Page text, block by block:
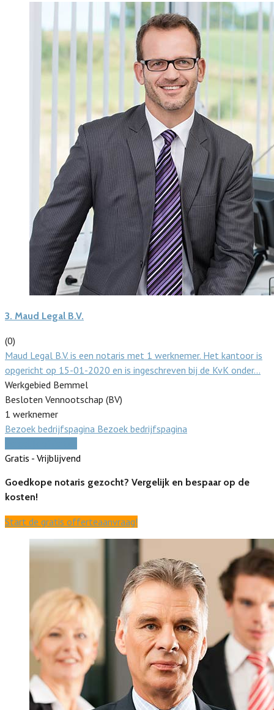
3. Maud Legal B.V.
(0)
Maud Legal B.V. is een notaris met 1 werknemer. Het kantoor is
opgericht op 15-01-2020 en is ingeschreven bij de KvK onder…
Werkgebied Bemmel
Besloten Vennootschap (BV)
1 werknemer
Bezoek bedrijfspagina Bezoek bedrijfspagina
Gratis - Vrijblijvend
Goedkope notaris gezocht? Vergelijk en bespaar op de
kosten!
Start de gratis offerteaanvraag!